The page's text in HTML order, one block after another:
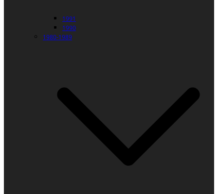
1991
1990
1980-1989